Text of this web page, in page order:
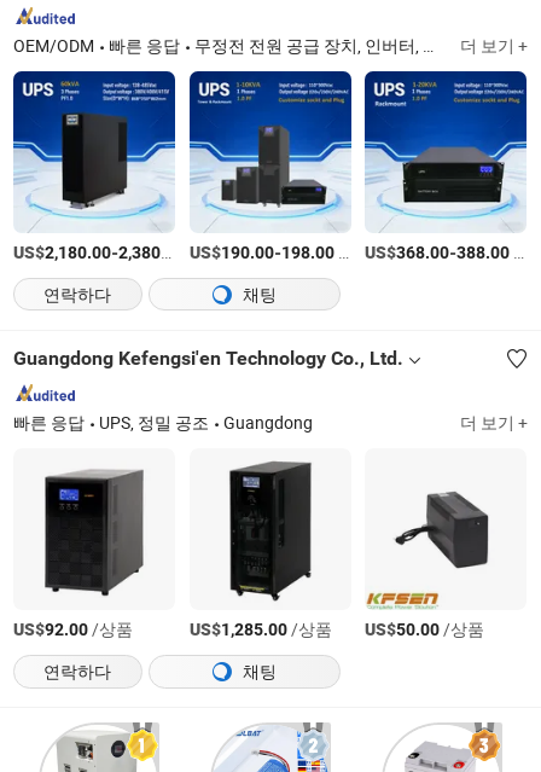
OEM/ODM 빠른 응답 무정전 전원 공급 장치, 인버터, 주파수 변환기, 정밀 공조기 더 보기 +
US$2,180.00-2,380.00 /pcs
US$190.00-198.00/pcs US$368.00-388.00
연락하다
채팅
Guangdong Kefengsi'en Technology Co., Ltd.
빠른 응답 UPS, 정밀 공조 Guangdong 더 보기 +
US$92.00/상품 US$1,285.00/상품 US$50.00/상품
연락하다
채팅